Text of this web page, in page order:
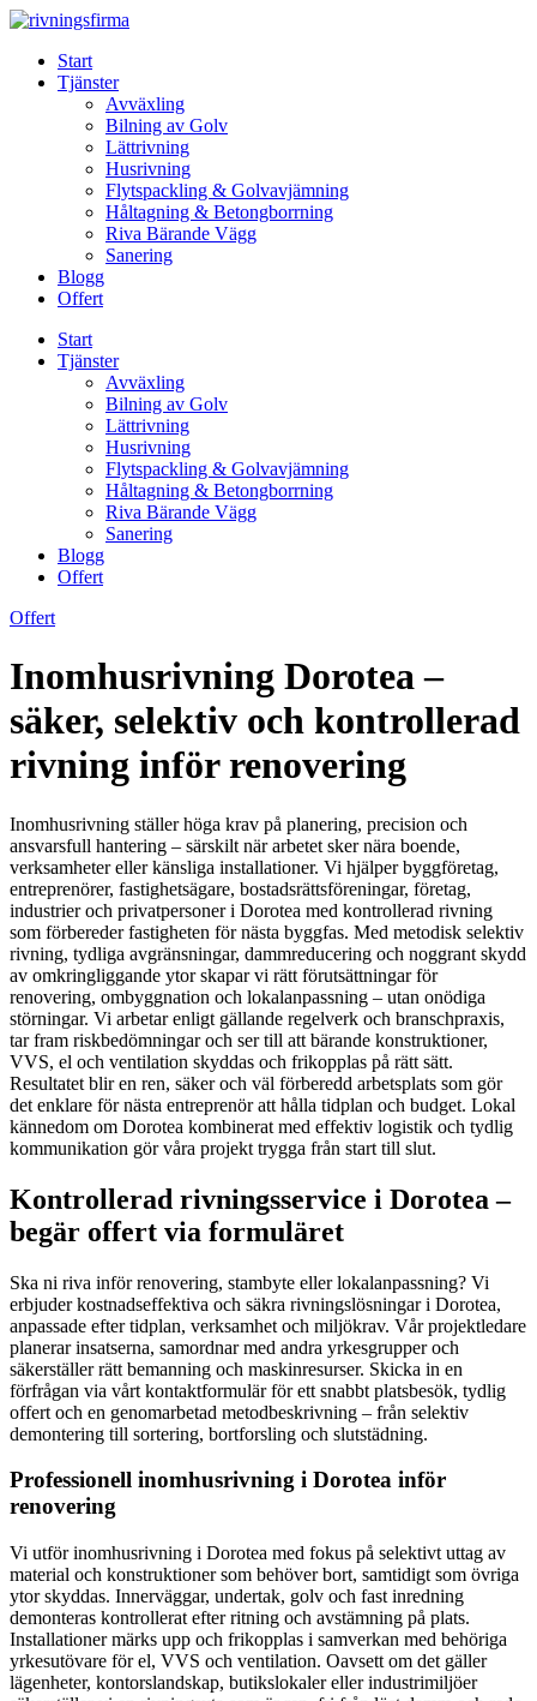
Skip
contentStart
Tjänster
Avväxling
Bilning av Golv
Lättrivning
Husrivning
Flytspackling & Golvavjämning
Håltagning & Betongborrning
Riva Bärande Vägg
Sanering
Blogg
Offert
Start
Tjänster
Avväxling
Bilning av Golv
Lättrivning
Husrivning
Flytspackling & Golvavjämning
Håltagning & Betongborrning
Riva Bärande Vägg
Sanering
Blogg
Offert
Offert
Inomhusrivning Dorotea –
säker, selektiv och kontrollerad
rivning inför renovering
Inomhusrivning ställer höga krav på planering, precision och
ansvarsfull hantering – särskilt när arbetet sker nära boende,
verksamheter eller känsliga installationer. Vi hjälper byggföretag,
entreprenörer, fastighetsägare, bostadsrättsföreningar, företag,
industrier och privatpersoner i Dorotea med kontrollerad rivning
som förbereder fastigheten för nästa byggfas. Med metodisk selektiv
rivning, tydliga avgränsningar, dammreducering och noggrant skydd
av omkringliggande ytor skapar vi rätt förutsättningar för
renovering, ombyggnation och lokalanpassning – utan onödiga
störningar. Vi arbetar enligt gällande regelverk och branschpraxis,
tar fram riskbedömningar och ser till att bärande konstruktioner,
VVS, el och ventilation skyddas och frikopplas på rätt sätt.
Resultatet blir en ren, säker och väl förberedd arbetsplats som gör
det enklare för nästa entreprenör att hålla tidplan och budget. Lokal
kännedom om Dorotea kombinerat med effektiv logistik och tydlig
kommunikation gör våra projekt trygga från start till slut.
Kontrollerad rivningsservice i Dorotea –
begär offert via formuläret
Ska ni riva inför renovering, stambyte eller lokalanpassning? Vi
erbjuder kostnadseffektiva och säkra rivningslösningar i Dorotea,
anpassade efter tidplan, verksamhet och miljökrav. Vår projektledare
planerar insatserna, samordnar med andra yrkesgrupper och
säkerställer rätt bemanning och maskinresurser. Skicka in en
förfrågan via vårt kontaktformulär för ett snabbt platsbesök, tydlig
offert och en genomarbetad metodbeskrivning – från selektiv
demontering till sortering, bortforsling och slutstädning.
Professionell inomhusrivning i Dorotea inför
renovering
Vi utför inomhusrivning i Dorotea med fokus på selektivt uttag av
material och konstruktioner som behöver bort, samtidigt som övriga
ytor skyddas. Innerväggar, undertak, golv och fast inredning
demonteras kontrollerat efter ritning och avstämning på plats.
Installationer märks upp och frikopplas i samverkan med behöriga
yrkesutövare för el, VVS och ventilation. Oavsett om det gäller
lägenheter, kontorslandskap, butikslokaler eller industrimiljöer